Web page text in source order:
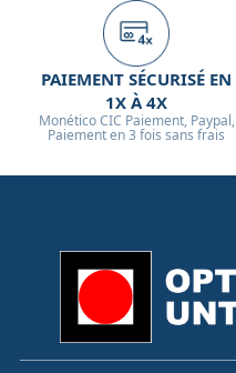
PAIEMENT SÉCURISÉ EN
1X À 4X
Monético CIC Paiement, Paypal,
Paiement en 3 fois sans frais